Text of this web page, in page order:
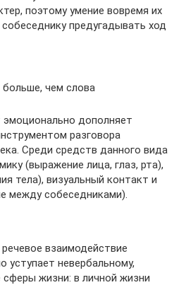
поэтому умение вовремя их
предугадывать ход
чем слова
дополняет
разговора
Среди средств данного вида
(выражение лица, глаз, рта),
тела), визуальный контакт и
между собеседниками).
взаимодействие
уступает невербальному,
сферы жизни: в личной жизни